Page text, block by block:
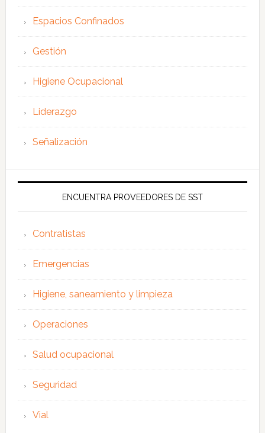
Espacios Confinados
Gestión
Higiene Ocupacional
Liderazgo
Señalización
ENCUENTRA PROVEEDORES DE SST
Contratistas
Emergencias
Higiene, saneamiento y limpieza
Operaciones
Salud ocupacional
Seguridad
Vial